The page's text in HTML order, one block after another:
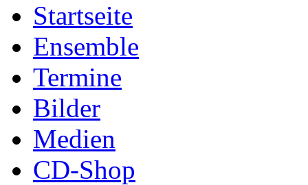
Startseite
Ensemble
Termine
Bilder
Medien
CD-Shop